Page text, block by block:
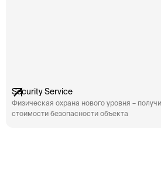
Security Service
Физическая охрана нового уровня –
стоимости безопасности объекта